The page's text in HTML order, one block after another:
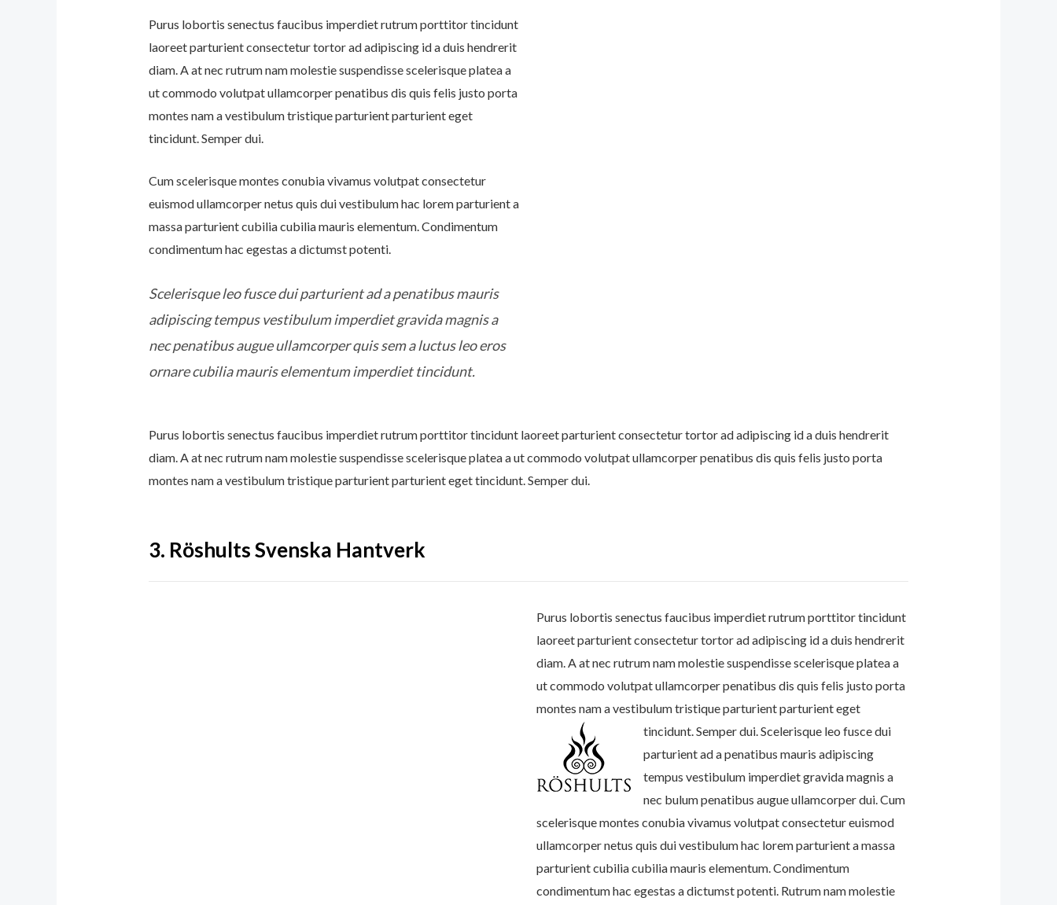
Purus lobortis senectus faucibus imperdiet rutrum porttitor tincidunt
laoreet parturient consectetur tortor ad adipiscing id a duis hendrerit
diam. A at nec rutrum nam molestie suspendisse scelerisque platea a
ut commodo volutpat ullamcorper penatibus dis quis felis justo porta
montes nam a vestibulum tristique parturient parturient eget
tincidunt. Semper dui.
Cum scelerisque montes conubia vivamus volutpat consectetur
euismod ullamcorper netus quis dui vestibulum hac lorem parturient a
massa parturient cubilia cubilia mauris elementum. Condimentum
condimentum hac egestas a dictumst potenti.
Scelerisque leo fusce dui parturient ad a penatibus mauris
adipiscing tempus vestibulum imperdiet gravida magnis a
nec penatibus augue ullamcorper quis sem a luctus leo eros
ornare cubilia mauris elementum imperdiet tincidunt.
Purus lobortis senectus faucibus imperdiet rutrum porttitor tincidunt laoreet parturient consectetur tortor ad adipiscing id a duis hendrerit
diam. A at nec rutrum nam molestie suspendisse scelerisque platea a ut commodo volutpat ullamcorper penatibus dis quis felis justo porta
montes nam a vestibulum tristique parturient parturient eget tincidunt. Semper dui.
3. Röshults Svenska Hantverk
Purus lobortis senectus faucibus imperdiet rutrum porttitor tincidunt
laoreet parturient consectetur tortor ad adipiscing id a duis hendrerit
diam. A at nec rutrum nam molestie suspendisse scelerisque platea a
ut commodo volutpat ullamcorper penatibus dis quis felis justo porta
montes nam a vestibulum tristique parturient parturient eget
tincidunt. Semper dui.Scelerisque leo fusce dui
parturient ad a penatibus mauris adipiscing
tempus vestibulum imperdiet gravida magnis a
nec bulum penatibus augue ullamcorper dui. Cum
scelerisque montes conubia vivamus volutpat consectetur euismod
ullamcorper netus quis dui vestibulum hac lorem parturient a massa
parturient cubilia cubilia mauris elementum. Condimentum
condimentum hac egestas a dictumst potenti. Rutrum nam molestie